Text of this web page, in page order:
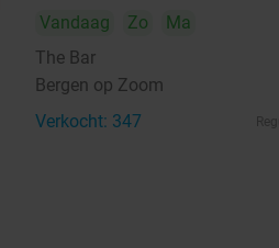
Vandaag Zo
Ma
The Bar
Bergen op Zoom
Verkocht: 347